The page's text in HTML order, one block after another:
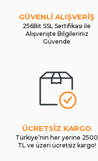
GÜVENLİ ALIŞVERİŞ
256Bit SSL Sertifikası ile
Alışverişte Bilgileriniz
Güvende
ÜCRETSİZ KARGO
Türkiye’nin her yerine 2500
TL ve üzeri ücretsiz kargo!